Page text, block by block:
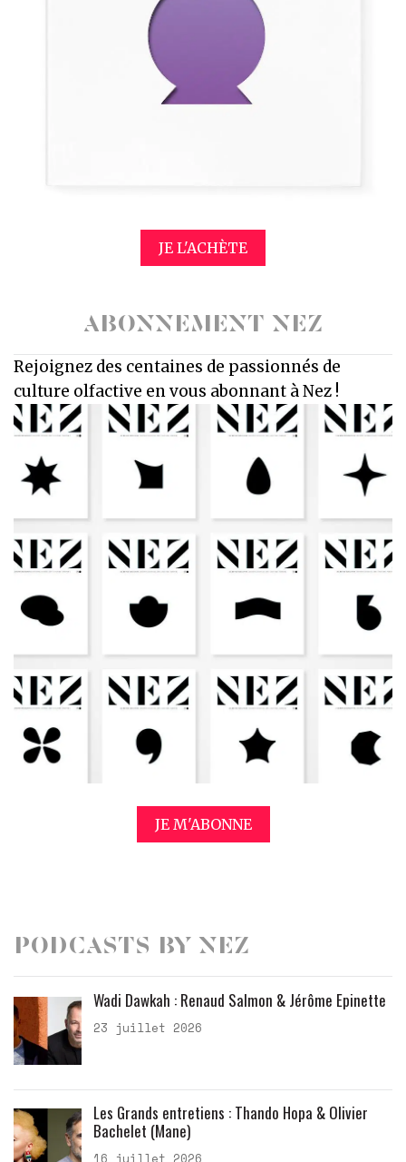
JE L'ACHÈTE
ABONNEMENT NEZ
Rejoignez des centaines de passionnés de
culture olfactive en vous abonnant à Nez !
JE M'ABONNE
Podcasts by Nez
Wadi Dawkah : Renaud Salmon & Jérôme Epinette
23 juillet 2026
Les Grands entretiens : Thando Hopa & Olivier
Bachelet (Mane)